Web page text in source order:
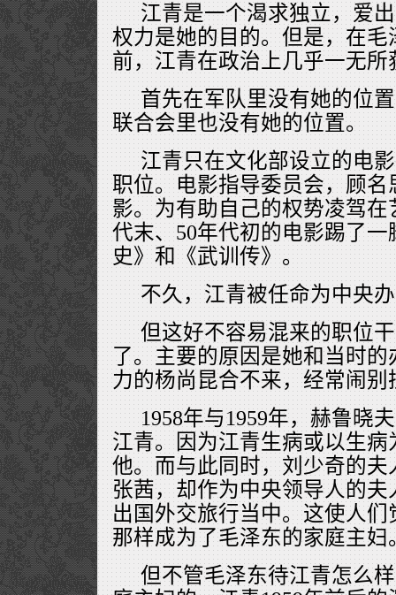
江青是一个渴求独立，爱
权力是她的目的。但是，在
前，江青在政治上几乎一无所
首先在军队里没有她的位
联合会里也没有她的位置。
江青只在文化部设立的电
职位。电影指导委员会，顾
影。为有助自己的权势凌驾
代末、50年代初的电影踢了
史》和《武训传》。
不久，江青被任命为中央
但这好不容易混来的职位
了。主要的原因是她和当时
力的杨尚昆合不来，经常闹别
1958年与1959年，赫鲁晓
江青。因为江青生病或以生
他。而与此同时，刘少奇的
张茜，却作为中央领导人的
出国外交旅行当中。这使人
那样成为了毛泽东的家庭主妇
但不管毛泽东待江青怎么